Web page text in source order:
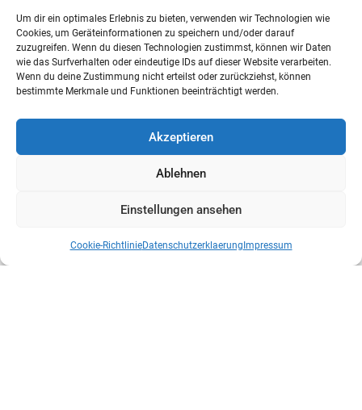
Um dir ein optimales Erlebnis zu bieten, verwenden wir Technologien wie
Cookies, um Geräteinformationen zu speichern und/oder darauf
zuzugreifen. Wenn du diesen Technologien zustimmst, können wir Daten
wie das Surfverhalten oder eindeutige IDs auf dieser Website verarbeiten.
Wenn du deine Zustimmung nicht erteilst oder zurückziehst, können
bestimmte Merkmale und Funktionen beeinträchtigt werden.
Akzeptieren
Ablehnen
Einstellungen ansehen
Cookie-RichtlinieDatenschutzerklaerung Impressum